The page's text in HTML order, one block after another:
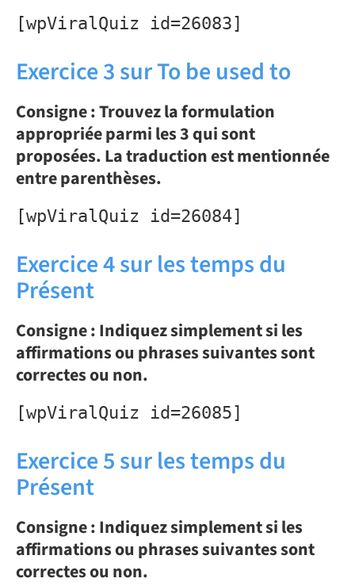
[wpViralQuiz id=26083]
Exercice 3 sur To be used to
Consigne : Trouvez la formulation
appropriée parmi les 3 qui sont
proposées. La traduction est mentionnée
entre parenthèses.
[wpViralQuiz id=26084]
Exercice 4 sur les temps du
Présent
Consigne : Indiquez simplement si les
affirmations ou phrases suivantes sont
correctes ou non.
[wpViralQuiz id=26085]
Exercice 5 sur les temps du
Présent
Consigne : Indiquez simplement si les
affirmations ou phrases suivantes sont
correctes ou non.